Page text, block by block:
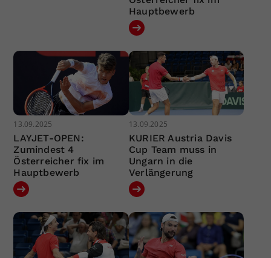
Hauptbewerb
13.09.2025
LAYJET-OPEN:
Zumindest 4
Österreicher fix im
Hauptbewerb
13.09.2025
KURIER Austria Davis
Cup Team muss in
Ungarn in die
Verlängerung